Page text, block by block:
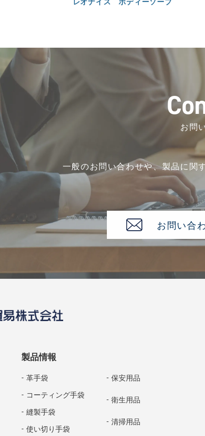
Co
お問
一般のお問い合わせや、製品に関
お問い合
製品情報
革手袋
コーティング手袋
縫製手袋
使い切り手袋
保安用品
衛生用品
清掃用品